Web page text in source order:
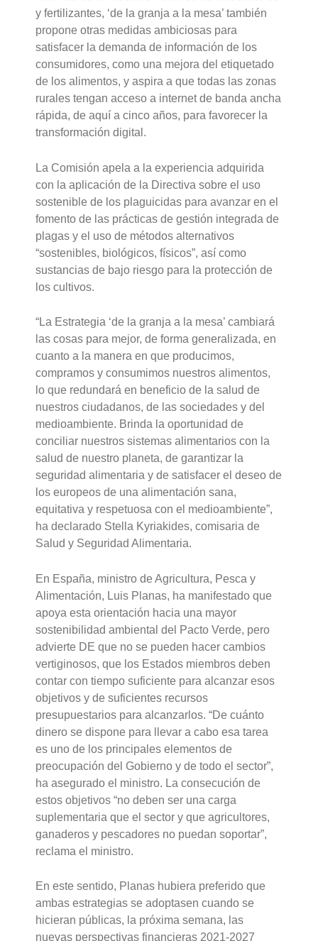
y fertilizantes, ‘de la granja a la mesa’ también
propone otras medidas ambiciosas para
satisfacer la demanda de información de los
consumidores, como una mejora del etiquetado
de los alimentos, y aspira a que todas las zonas
rurales tengan acceso a internet de banda ancha
rápida, de aquí a cinco años, para favorecer la
transformación digital.
La Comisión apela a la experiencia adquirida
con la aplicación de la Directiva sobre el uso
sostenible de los plaguicidas para avanzar en el
fomento de las prácticas de gestión integrada de
plagas y el uso de métodos alternativos
“sostenibles, biológicos, físicos”, así como
sustancias de bajo riesgo para la protección de
los cultivos.
“La Estrategia ‘de la granja a la mesa’ cambiará
las cosas para mejor, de forma generalizada, en
cuanto a la manera en que producimos,
compramos y consumimos nuestros alimentos,
lo que redundará en beneficio de la salud de
nuestros ciudadanos, de las sociedades y del
medioambiente. Brinda la oportunidad de
conciliar nuestros sistemas alimentarios con la
salud de nuestro planeta, de garantizar la
seguridad alimentaria y de satisfacer el deseo de
los europeos de una alimentación sana,
equitativa y respetuosa con el medioambiente”,
ha declarado Stella Kyriakides, comisaria de
Salud y Seguridad Alimentaria.
En España, ministro de Agricultura, Pesca y
Alimentación, Luis Planas, ha manifestado que
apoya esta orientación hacia una mayor
sostenibilidad ambiental del Pacto Verde, pero
advierte DE que no se pueden hacer cambios
vertiginosos, que los Estados miembros deben
contar con tiempo suficiente para alcanzar esos
objetivos y de suficientes recursos
presupuestarios para alcanzarlos. “De cuánto
dinero se dispone para llevar a cabo esa tarea
es uno de los principales elementos de
preocupación del Gobierno y de todo el sector”,
ha asegurado el ministro. La consecución de
estos objetivos “no deben ser una carga
suplementaria que el sector y que agricultores,
ganaderos y pescadores no puedan soportar”,
reclama el ministro.
En este sentido, Planas hubiera preferido que
ambas estrategias se adoptasen cuando se
hicieran públicas, la próxima semana, las
nuevas perspectivas financieras 2021-2027